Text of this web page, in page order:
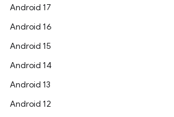
Android 17
Android 16
Android 15
Android 14
Android 13
Android 12